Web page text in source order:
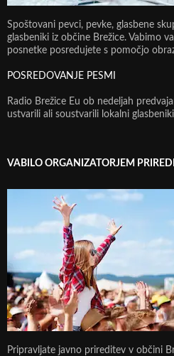
Spoštovani pevci, pevke, glasbene
glasbeniki iz občine Brežice. Vabimo
posnetke posredujete s pomočjo
POSREDOVANJE PESMI
Radio Brežice Eu ob nedeljah
ustvarili ali soustvarili lokalni
VABILO ORGANIZATORJEM
Pripravljate javno prireditev v občini